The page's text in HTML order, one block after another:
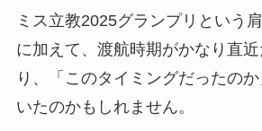
ミス立教2025グランプリという
に加えて、渡航時期がかなり直
り、「このタイミングだったの
いたのかもしれません。